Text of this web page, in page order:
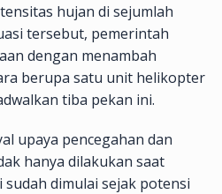
hujan di sejumlah
tersebut, pemerintah
dengan menambah
berupa satu unit helikopter
tiba pekan ini.
upaya pencegahan dan
hanya dilakukan saat
dimulai sejak potensi